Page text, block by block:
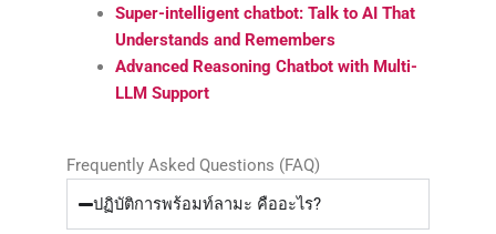
Super-intelligent chatbot: Talk to AI That
Understands and Remembers
Advanced Reasoning Chatbot with Multi-
LLM Support
Frequently Asked Questions (FAQ)
ปฏิบัติการพร้อมท์ลามะ คืออะไร?